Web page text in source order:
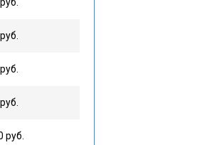
руб.